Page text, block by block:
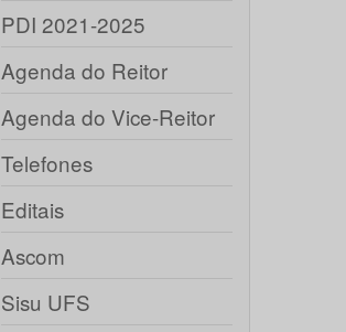
PDI 2021-2025
Agenda do Reitor
Agenda do Vice-Reitor
Telefones
Editais
Ascom
Sisu UFS